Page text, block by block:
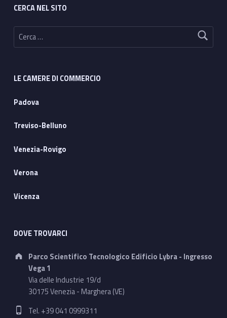
CERCA NEL SITO
Ricerca per:
LE CAMERE DI COMMERCIO
Padova
Treviso-Belluno
Venezia-Rovigo
Verona
Vicenza
DOVE TROVARCI
Address:
Parco Scientifico Tecnologico Edificio Lybra - Ingresso
Vega 1
Via delle Industrie 19/d
30175 Venezia - Marghera (VE)
Phone number:
Tel. +39 041 0999311